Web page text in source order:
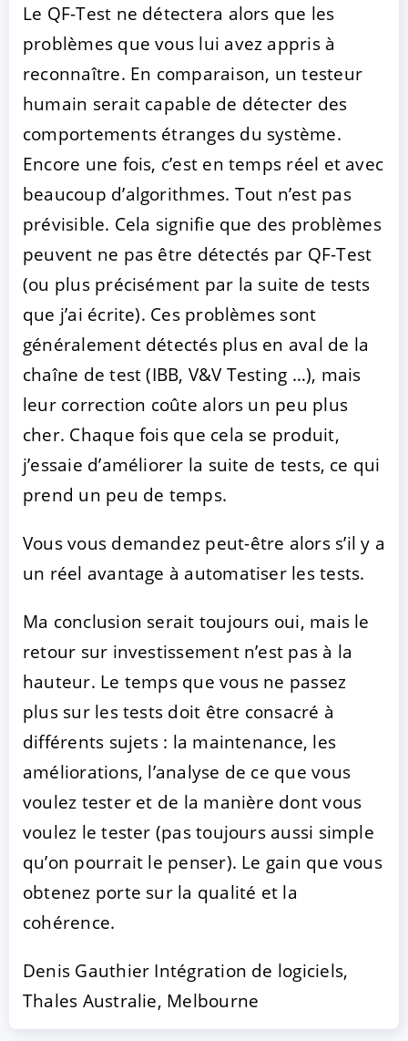
Le QF-Test ne détectera alors que les
problèmes que vous lui avez appris à
reconnaître. En comparaison, un testeur
humain serait capable de détecter des
comportements étranges du système.
Encore une fois, c’est en temps réel et avec
beaucoup d’algorithmes. Tout n’est pas
prévisible. Cela signifie que des problèmes
peuvent ne pas être détectés par QF-Test
(ou plus précisément par la suite de tests
que j’ai écrite). Ces problèmes sont
généralement détectés plus en aval de la
chaîne de test (IBB, V&V Testing …), mais
leur correction coûte alors un peu plus
cher. Chaque fois que cela se produit,
j’essaie d’améliorer la suite de tests, ce qui
prend un peu de temps.
Vous vous demandez peut-être alors s’il y a
un réel avantage à automatiser les tests.
Ma conclusion serait toujours oui, mais le
retour sur investissement n’est pas à la
hauteur. Le temps que vous ne passez
plus sur les tests doit être consacré à
différents sujets : la maintenance, les
améliorations, l’analyse de ce que vous
voulez tester et de la manière dont vous
voulez le tester (pas toujours aussi simple
qu’on pourrait le penser). Le gain que vous
obtenez porte sur la qualité et la
cohérence.
Denis Gauthier Intégration de logiciels,
Thales Australie, Melbourne